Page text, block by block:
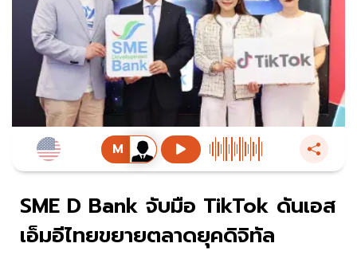
SME D Bank จับมือ TikTok ดันเอส
เอ็มอีไทยขยายตลาดยุคดิจิทัล